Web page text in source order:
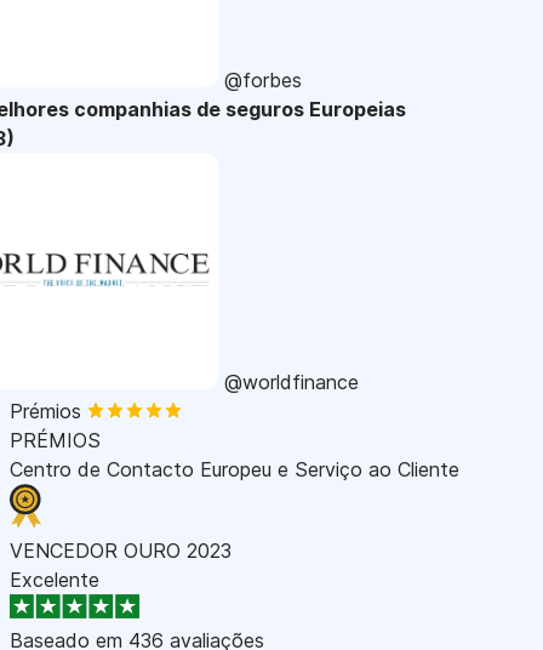
@forbes
companhias de seguros Europeias
@worldfinance
Prémios
PRÉMIOS
Centro de Contacto Europeu e Serviço ao Cliente
VENCEDOR OURO 2023
Excelente
Baseado em 436 avaliações